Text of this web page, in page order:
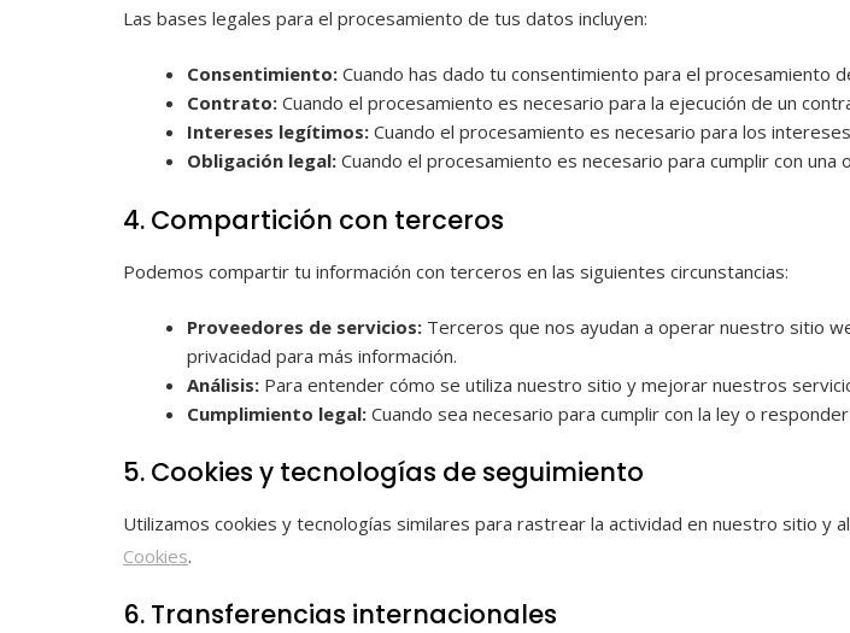
Las bases legales para el procesamiento de tus datos incluyen:
Consentimiento: Cuando has dado tu consentimiento para el procesamiento
Contrato: Cuando el procesamiento es necesario para la ejecución de un
Intereses legítimos: Cuando el procesamiento es necesario para los
Obligación legal: Cuando el procesamiento es necesario para cumplir con una
4. Compartición con terceros
Podemos compartir tu información con terceros en las siguientes circunstancias:
Proveedores de servicios: Terceros que nos ayudan a operar nuestro sitio
privacidad para más información.
Análisis: Para entender cómo se utiliza nuestro sitio y mejorar nuestros
Cumplimiento legal: Cuando sea necesario para cumplir con la ley o
5. Cookies y tecnologías de seguimiento
Utilizamos cookies y tecnologías similares para rastrear la actividad en nuestro sitio y
Cookies.
6. Transferencias internacionales